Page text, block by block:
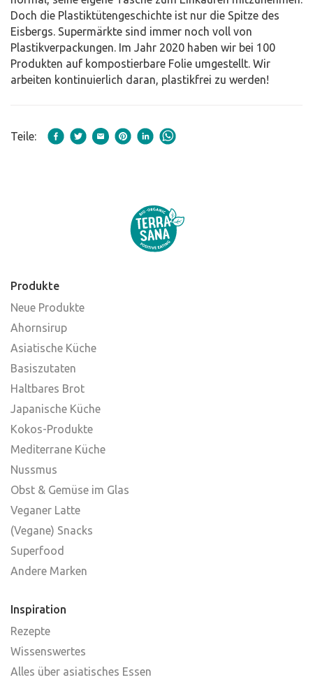
Doch die Plastiktütengeschichte ist nur die Spitze des
Eisbergs. Supermärkte sind immer noch voll von
Plastikverpackungen. Im Jahr 2020 haben wir bei 100
Produkten auf kompostierbare Folie umgestellt. Wir
arbeiten kontinuierlich daran, plastikfrei zu werden!
Teile:
Produkte
Neue Produkte
Ahornsirup
Asiatische Küche
Basiszutaten
Haltbares Brot
Japanische Küche
Kokos-Produkte
Mediterrane Küche
Nussmus
Obst & Gemüse im Glas
Veganer Latte
(Vegane) Snacks
Superfood
Andere Marken
Inspiration
Rezepte
Wissenswertes
Alles über asiatisches Essen